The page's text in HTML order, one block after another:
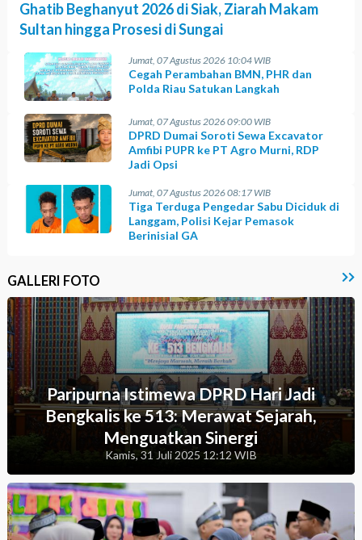
Ghatib Beghanyut 2026 di Siak, Ziarah Makam
Sultan hingga Prosesi di Sungai
Jumat, 07 Agustus 2026 10:04 WIB
Cegah Perambahan BMN, PHR dan
Polda Riau Satukan Langkah
Jumat, 07 Agustus 2026 09:00 WIB
DPRD Dumai Soroti Sewa Excavator
Amfibi PUPR ke PT Agro Murni, RDP
Jadi Opsi
Jumat, 07 Agustus 2026 08:17 WIB
Tiga Terduga Pengedar Sabu Diciduk di
Langgam, Polisi Kejar Pemasok
Berinisial GA
GALLERI FOTO
Paripurna Istimewa DPRD Hari Jadi
Bengkalis ke 513: Merawat Sejarah,
Menguatkan Sinergi
Kamis, 31 Juli 2025 12:12 WIB